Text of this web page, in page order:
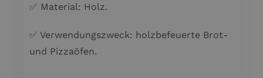
✅ Material: Holz.
✅ Verwendungszweck: holzbefeuerte Brot-
und Pizzaöfen.